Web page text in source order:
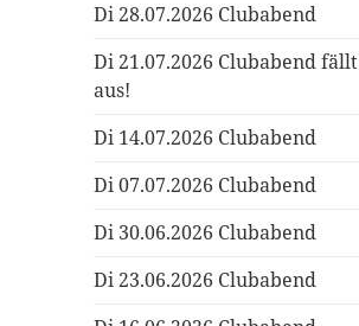
Di 28.07.2026 Clubabend
Di 21.07.2026 Clubabend fällt
aus!
Di 14.07.2026 Clubabend
Di 07.07.2026 Clubabend
Di 30.06.2026 Clubabend
Di 23.06.2026 Clubabend